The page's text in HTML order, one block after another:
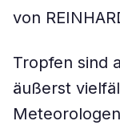
von
Tropfen sind
äußerst